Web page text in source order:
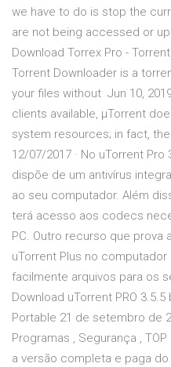
we have to do is stop the
are not being accessed or
Download Torrex Pro -
Torrent Downloader is a
your files without Jun 10,
clients available, µTorrent
system resources; in fact,
12/07/2017 · No uTorrent
dispõe de um antivírus
ao seu computador. Além
terá acesso aos codecs
PC. Outro recurso que prova
uTorrent Plus no
facilmente arquivos para os
Download uTorrent PRO
Portable 21 de setembro de
Programas , Segurança ,
a versão completa e paga